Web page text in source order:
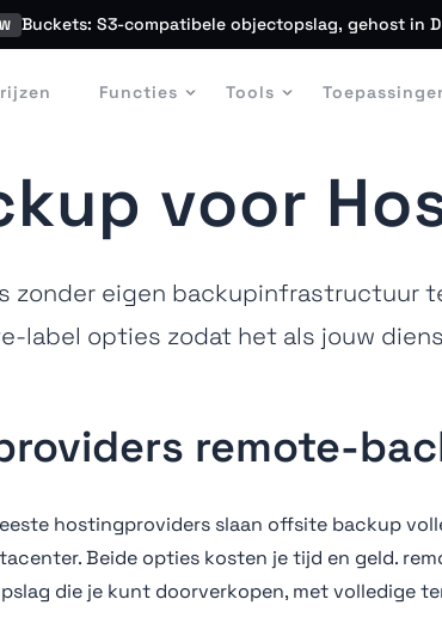
Buckets: S3-compatibele objectopslag, gehost in
Functies Tools
voor
zonder eigen backupinfrastructuur
label opties zodat het als jouw
remote-
hostingproviders slaan offsite backup
Beide opties kosten je tijd en geld.
die je kunt doorverkopen, met volledige